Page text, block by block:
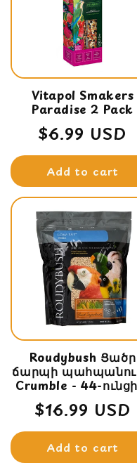
Vitapol Smakers
Paradise 2 Pack
Regular
price
$6.99 USD
Add to cart
Roudybush Ցածր
ճարպի
Crumble - 44-
Regular
price
$16.99 USD
Add to cart